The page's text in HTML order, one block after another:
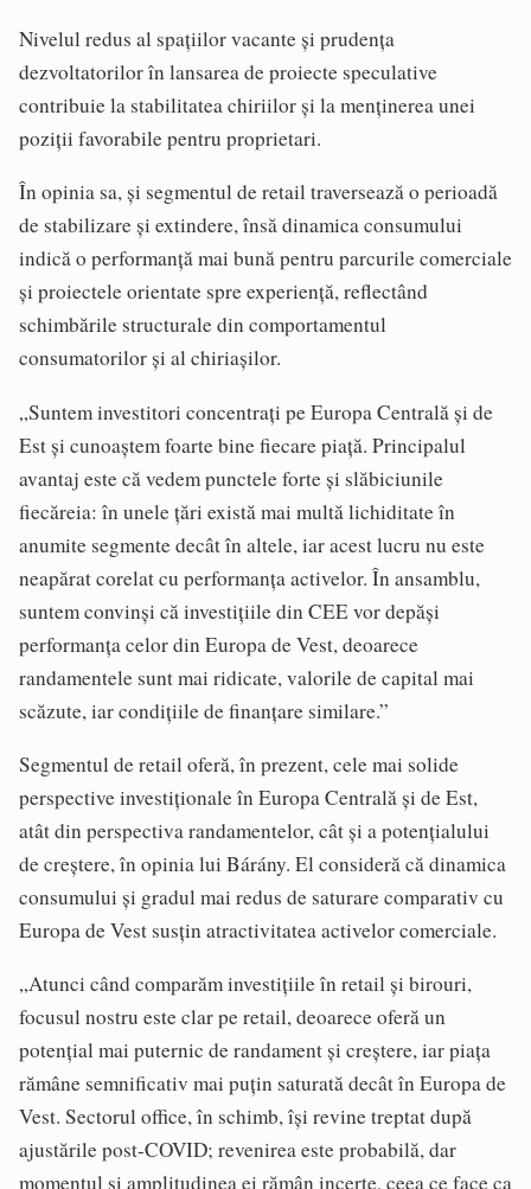
Nivelul redus al spațiilor vacante și prudența
dezvoltatorilor în lansarea de proiecte speculative
contribuie la stabilitatea chiriilor și la menținerea unei
poziții favorabile pentru proprietari.
În opinia sa, și segmentul de retail traversează o perioadă
de stabilizare și extindere, însă dinamica consumului
indică o performanță mai bună pentru parcurile comerciale
și proiectele orientate spre experiență, reflectând
schimbările structurale din comportamentul
consumatorilor și al chiriașilor.
„Suntem investitori concentrați pe Europa Centrală și de
Est și cunoaștem foarte bine fiecare piață. Principalul
avantaj este că vedem punctele forte și slăbiciunile
fiecăreia: în unele țări există mai multă lichiditate în
anumite segmente decât în altele, iar acest lucru nu este
neapărat corelat cu performanța activelor. În ansamblu,
suntem convinși că investițiile din CEE vor depăși
performanța celor din Europa de Vest, deoarece
randamentele sunt mai ridicate, valorile de capital mai
scăzute, iar condițiile de finanțare similare.”
Segmentul de retail oferă, în prezent, cele mai solide
perspective investiționale în Europa Centrală și de Est,
atât din perspectiva randamentelor, cât și a potențialului
de creștere, în opinia lui Bárány. El consideră că dinamica
consumului și gradul mai redus de saturare comparativ cu
Europa de Vest susțin atractivitatea activelor comerciale.
„Atunci când comparăm investițiile în retail și birouri,
focusul nostru este clar pe retail, deoarece oferă un
potențial mai puternic de randament și creștere, iar piața
rămâne semnificativ mai puțin saturată decât în Europa de
Vest. Sectorul office, în schimb, își revine treptat după
ajustările post-COVID; revenirea este probabilă, dar
momentul și amplitudinea ei rămân incerte, ceea ce face ca